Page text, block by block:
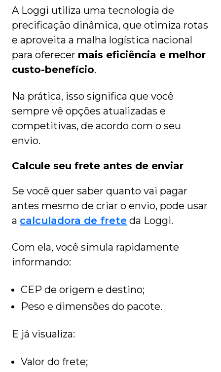
A Loggi utiliza uma tecnologia de
precificação dinâmica, que otimiza rotas
e aproveita a malha logística nacional
para oferecer mais eficiência e melhor
custo-benefício.
Na prática, isso significa que você
sempre vê opções atualizadas e
competitivas, de acordo com o seu
envio.
Calcule seu frete antes de enviar
Se você quer saber quanto vai pagar
antes mesmo de criar o envio, pode usar
a calculadora de frete da Loggi.
Com ela, você simula rapidamente
informando:
CEP de origem e destino;
Peso e dimensões do pacote.
E já visualiza:
Valor do frete;